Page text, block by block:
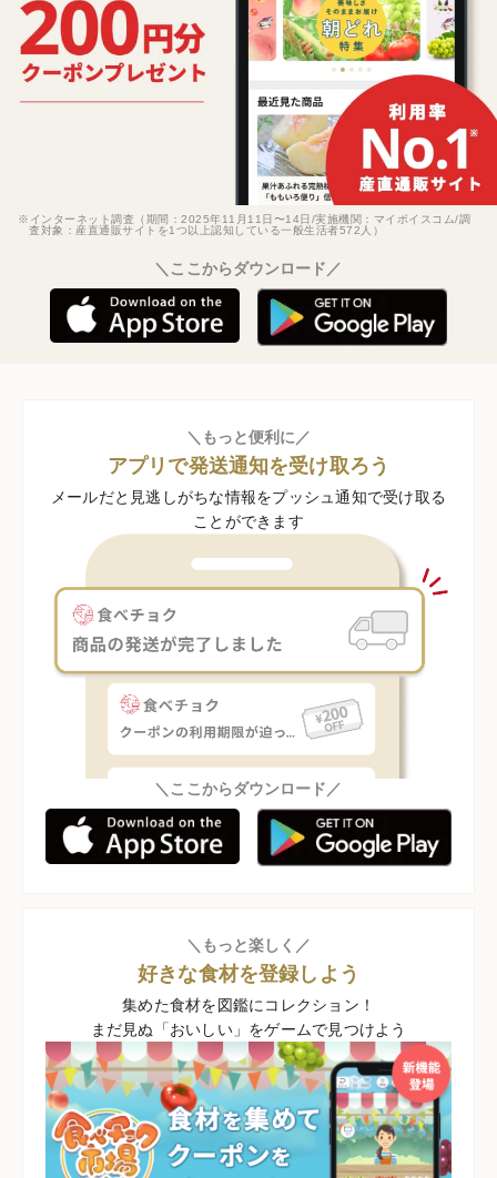
※インターネット調査（期間：2025年11月11日〜14日/実施機関：マイボイスコム/調
査対象：産直通販サイトを1つ以上認知している一般生活者572人）
＼ここからダウンロード／
＼もっと便利に／
アプリで発送通知を受け取ろう
メールだと見逃しがちな情報をプッシュ通知で受け取る
ことができます
＼ここからダウンロード／
＼もっと楽しく／
好きな食材を登録しよう
集めた食材を図鑑にコレクション！
まだ見ぬ「おいしい」をゲームで見つけよう